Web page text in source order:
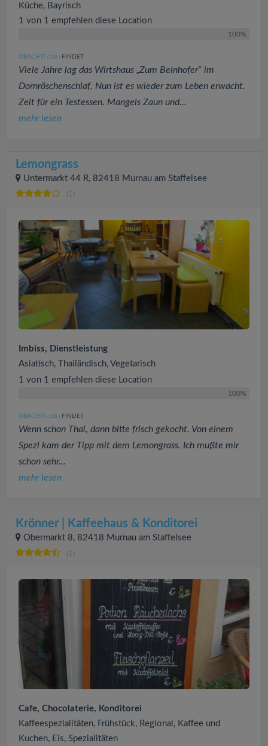
Küche, Bayrisch
1 von 1 empfehlen diese Location
100%
OBACHT! (128 ) FINDET:
Viele Jahre lag das Wirtshaus „Zum Beinhofer“ im
Dornröschenschlaf. Nun ist es wieder zum Leben erwacht.
Zeit für ein Testessen. Mangels Zaun und...
mehr lesen
Lemongrass
Untermarkt 44 R, 82418 Murnau am Staffelsee
(1)
Imbiss, Dienstleistung
Asiatisch, Thailändisch, Vegetarisch
1 von 1 empfehlen diese Location
100%
OBACHT! (128 ) FINDET:
Wenn schon Thai, dann bitte frisch gekocht. Von einem
Spezl kam der Tipp mit dem Lemongrass. Ich mußte mir
schon sehr...
mehr lesen
Krönner | Kaffeehaus & Konditorei
Obermarkt 8, 82418 Murnau am Staffelsee
Cafe, Chocolaterie, Konditorei
Kaffeespezialitäten, Frühstück, Regional, Kaffee und
Kuchen, Eis, Spezialitäten